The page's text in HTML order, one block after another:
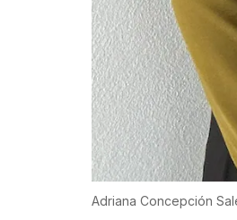
Adriana Concepción